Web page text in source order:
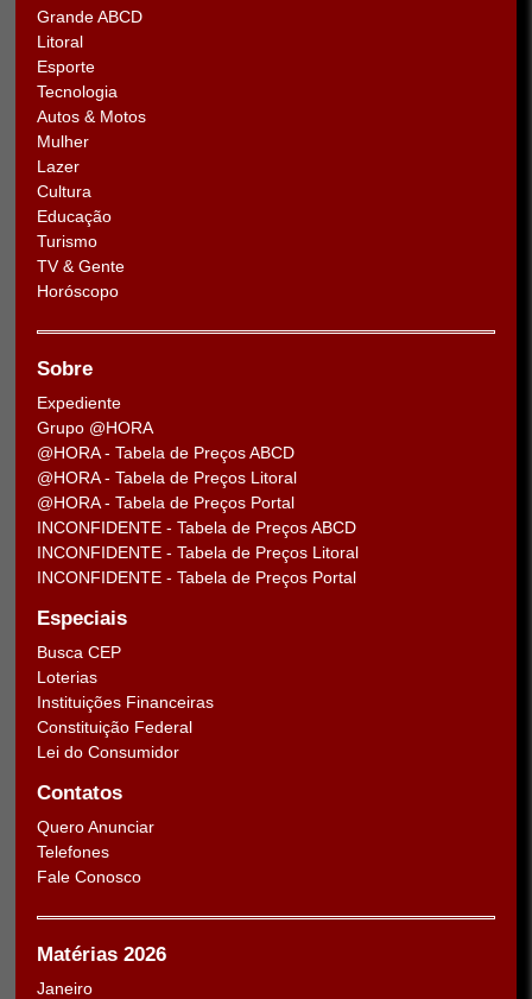
Grande ABCD
Litoral
Esporte
Tecnologia
Autos & Motos
Mulher
Lazer
Cultura
Educação
Turismo
TV & Gente
Horóscopo
Sobre
Expediente
Grupo @HORA
@HORA - Tabela de Preços ABCD
@HORA - Tabela de Preços Litoral
@HORA - Tabela de Preços Portal
INCONFIDENTE - Tabela de Preços ABCD
INCONFIDENTE - Tabela de Preços Litoral
INCONFIDENTE - Tabela de Preços Portal
Especiais
Busca CEP
Loterias
Instituições Financeiras
Constituição Federal
Lei do Consumidor
Contatos
Quero Anunciar
Telefones
Fale Conosco
Matérias 2026
Janeiro